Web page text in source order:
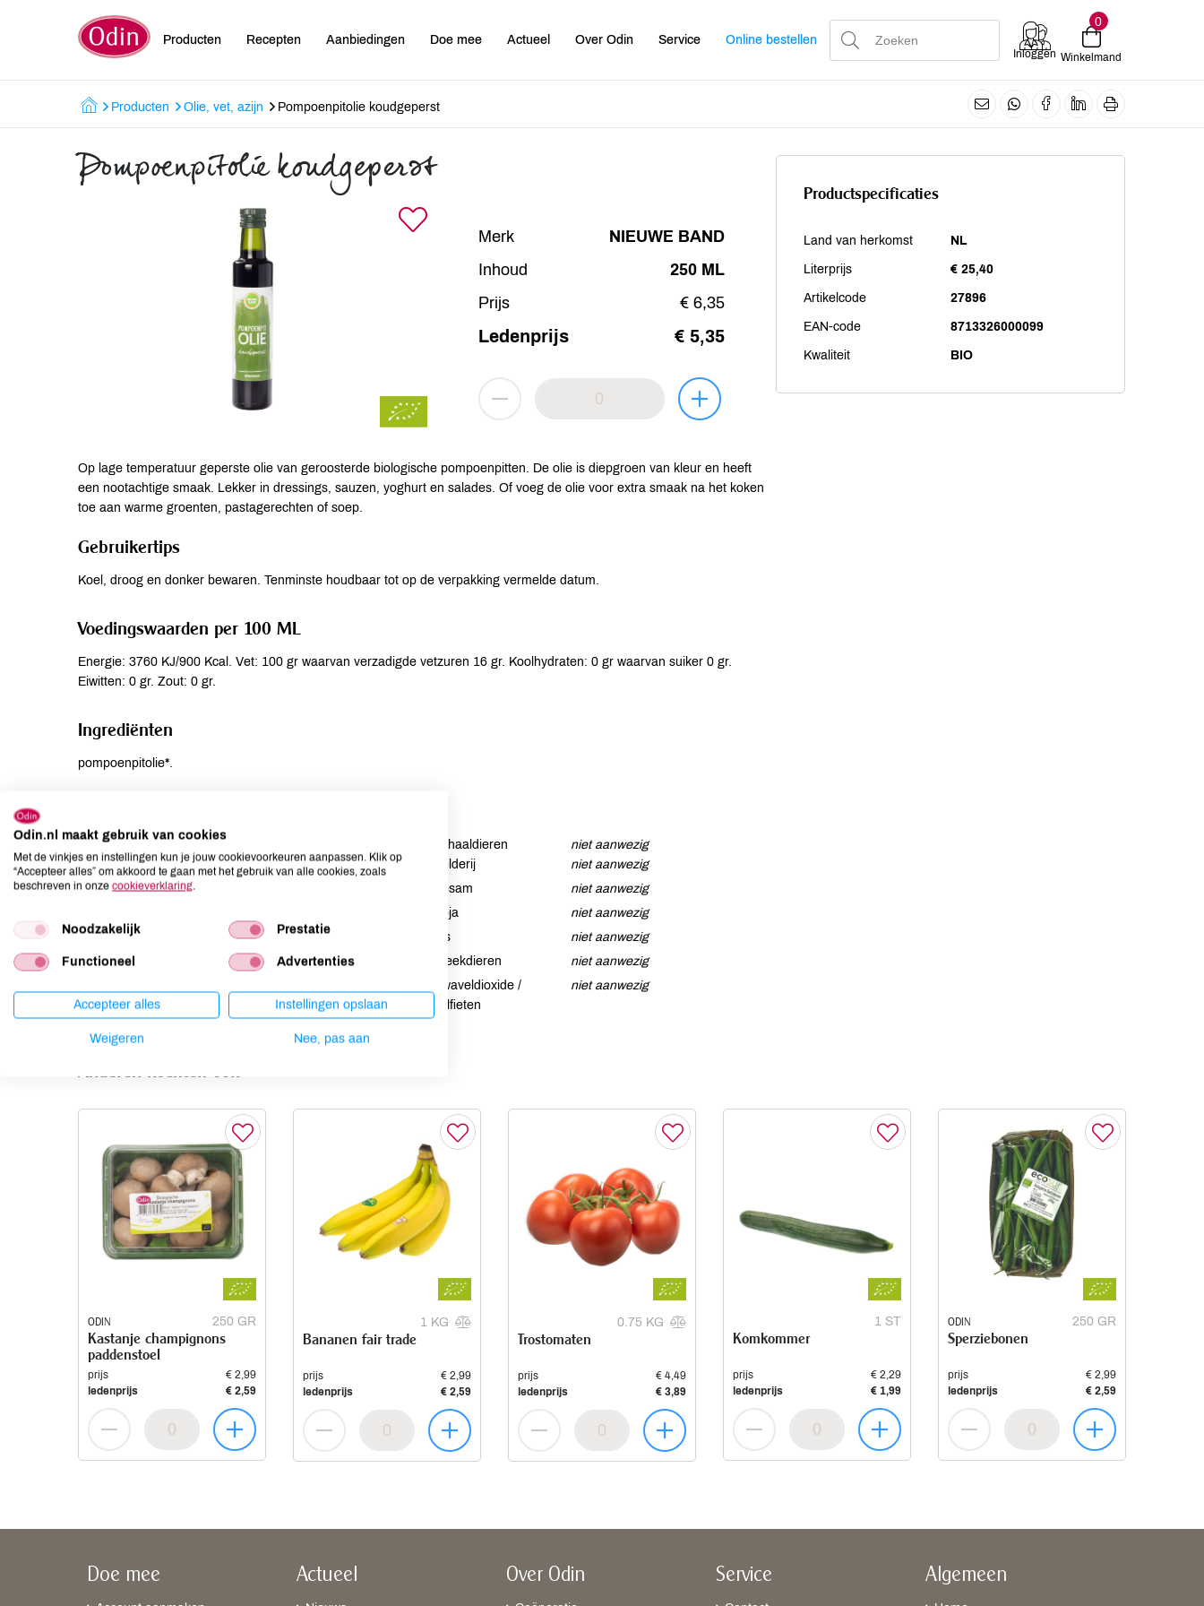
Producten Recepten Aanbiedingen Doe mee Actueel Over Odin Service Online bestellen
Inloggen
0
Winkelmand
Producten Olie, vet, azijn Pompoenpitolie koudgeperst
Pompoenpitolie koudgeperst
Merk
NIEUWE BAND
Inhoud
250 ML
Prijs
€ 6,35
Ledenprijs € 5,35
Op lage temperatuur geperste olie van geroosterde biologische pompoenpitten. De olie is diepgroen van kleur en heeft
een nootachtige smaak. Lekker in dressings, sauzen, yoghurt en salades. Of voeg de olie voor extra smaak na het koken
toe aan warme groenten, pastagerechten of soep.
Gebruikertips
Koel, droog en donker bewaren. Tenminste houdbaar tot op de verpakking vermelde datum.
Voedingswaarden per 100 ML
Energie: 3760 KJ/900 Kcal. Vet: 100 gr waarvan verzadigde vetzuren 16 gr. Koolhydraten: 0 gr waarvan suiker 0 gr.
Eiwitten: 0 gr. Zout: 0 gr.
Ingrediënten
pompoenpitolie*.
Aardnoten
Ei
niet aanwezig
Gluten
niet aanwezig
niet aanwezig
Mosterd
niet aanwezig
Noten
niet aanwezig
Schaaldieren
niet aanwezig
Selderij
niet aanwezig
Sesam
niet aanwezig
Soja
niet aanwezig
Vis
niet aanwezig
Weekdieren
niet aanwezig
Zwaveldioxide /
sulfieten
niet aanwezig
Productspecificaties
Land van herkomst NL
Literprijs € 25,40
Artikelcode 27896
EAN-code 8713326000099
Kwaliteit BIO
Anderen kochten ook
ODIN 250 GR
Kastanje champignons
paddenstoel
prijs
€ 2,99
ledenprijs
€ 2,59
1 KG
Bananen fair trade
prijs
€ 2,99
ledenprijs
€ 2,59
0.75 KG
Trostomaten
prijs
€ 4,49
ledenprijs
€ 3,89
1 ST
Komkommer
prijs
€ 2,29
ledenprijs
€ 1,99
ODIN 250 GR
Sperziebonen
prijs
€ 2,99
ledenprijs
€ 2,59
Doe mee Actueel Over Odin Service Algemeen
Odin.nl maakt gebruik van cookies
Met de vinkjes en instellingen kun je jouw cookievoorkeuren aanpassen. Klik op
“Accepteer alles” om akkoord te gaan met het gebruik van alle cookies, zoals
beschreven in onze cookieverklaring.
Noodzakelijk Prestatie
Functioneel Advertenties
Accepteer alles Instellingen opslaan
Weigeren Nee, pas aan